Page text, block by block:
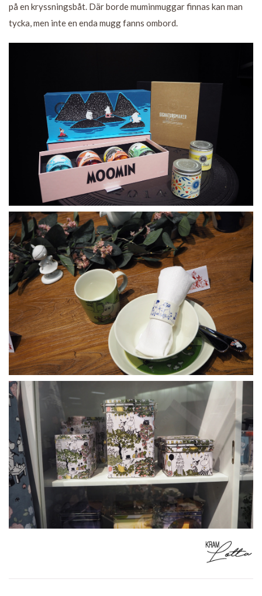
på en kryssningsbåt. Där borde muminmuggar finnas kan man
tycka, men inte en enda mugg fanns ombord.